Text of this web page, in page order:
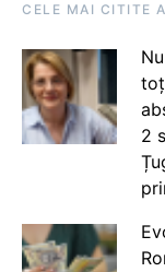
CELE MAI CITITE
2